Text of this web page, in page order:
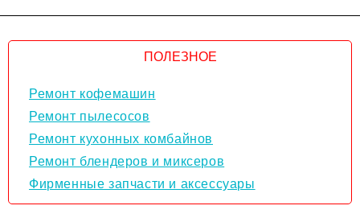
ПОЛЕЗНОЕ
Ремонт кофемашин
Ремонт пылесосов
Ремонт кухонных комбайнов
Ремонт блендеров и миксеров
Фирменные запчасти и аксессуары